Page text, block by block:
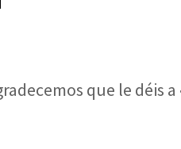
que le déis